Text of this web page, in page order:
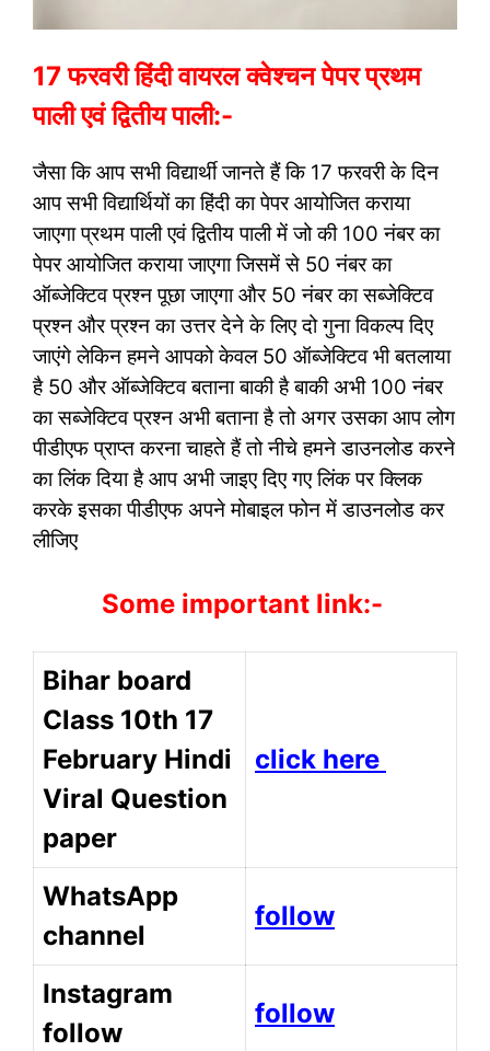
17 फरवरी हिंदी वायरल क्वेश्चन पेपर प्रथम
पाली एवं द्वितीय पाली:-
जैसा कि आप सभी विद्यार्थी जानते हैं कि 17 फरवरी के दिन
आप सभी विद्यार्थियों का हिंदी का पेपर आयोजित कराया
जाएगा प्रथम पाली एवं द्वितीय पाली में जो की 100 नंबर का
पेपर आयोजित कराया जाएगा जिसमें से 50 नंबर का
ऑब्जेक्टिव प्रश्न पूछा जाएगा और 50 नंबर का सब्जेक्टिव
प्रश्न और प्रश्न का उत्तर देने के लिए दो गुना विकल्प दिए
जाएंगे लेकिन हमने आपको केवल 50 ऑब्जेक्टिव भी बतलाया
है 50 और ऑब्जेक्टिव बताना बाकी है बाकी अभी 100 नंबर
का सब्जेक्टिव प्रश्न अभी बताना है तो अगर उसका आप लोग
पीडीएफ प्राप्त करना चाहते हैं तो नीचे हमने डाउनलोड करने
का लिंक दिया है आप अभी जाइए दिए गए लिंक पर क्लिक
करके इसका पीडीएफ अपने मोबाइल फोन में डाउनलोड कर
लीजिए
Some important link:-
Bihar board
Class 10th 17
February Hindi
Viral Question
paper
click here
WhatsApp
channel
follow
Instagram
follow
follow